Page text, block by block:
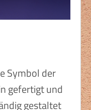
Symbol der
gefertigt und
gestaltet
Staple
News